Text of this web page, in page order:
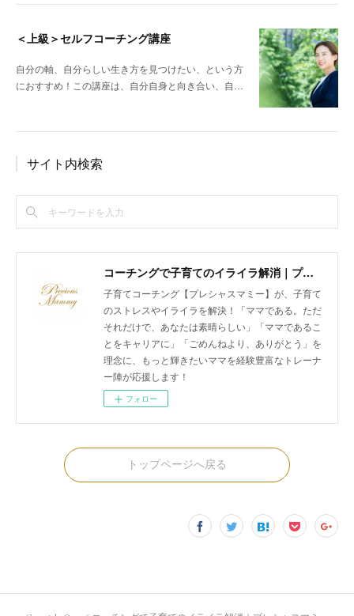
＜上級＞セルフコーチング講座
自分の軸、自分らしい生き方を見つけたい、という方
におすすめ！この講座は、自分自身と向き合い、自…
サイト内検索
コーチングで子育てのイライラ解消｜プレシャスマミー 公式ホームページ
子育てコーチング【プレシャスマミー】が、子育て
のストレスやイライラを解決！「ママである。ただ
それだけで、あなたは素晴らしい」「ママであるこ
とをキャリアに」「ごめんねより、ありがとう」を
理念に、もっと輝きたいママを経験豊富なトレーナ
ー陣が応援します！
フォロー
トップページへ戻る